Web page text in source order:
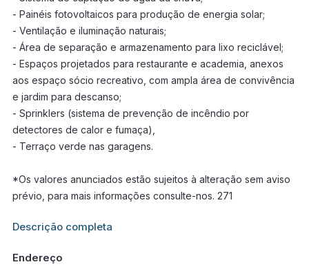
- Painéis fotovoltaicos para produção de energia solar;
- Ventilação e iluminação naturais;
- Área de separação e armazenamento para lixo reciclável;
- Espaços projetados para restaurante e academia, anexos
aos espaço sócio recreativo, com ampla área de convivência
e jardim para descanso;
- Sprinklers (sistema de prevenção de incêndio por
detectores de calor e fumaça),
- Terraço verde nas garagens.
*Os valores anunciados estão sujeitos à alteração sem aviso
prévio, para mais informações consulte-nos. 271
Informações adicionais sobre este imóvel estarão disponíveis
Descrição completa
Endereço